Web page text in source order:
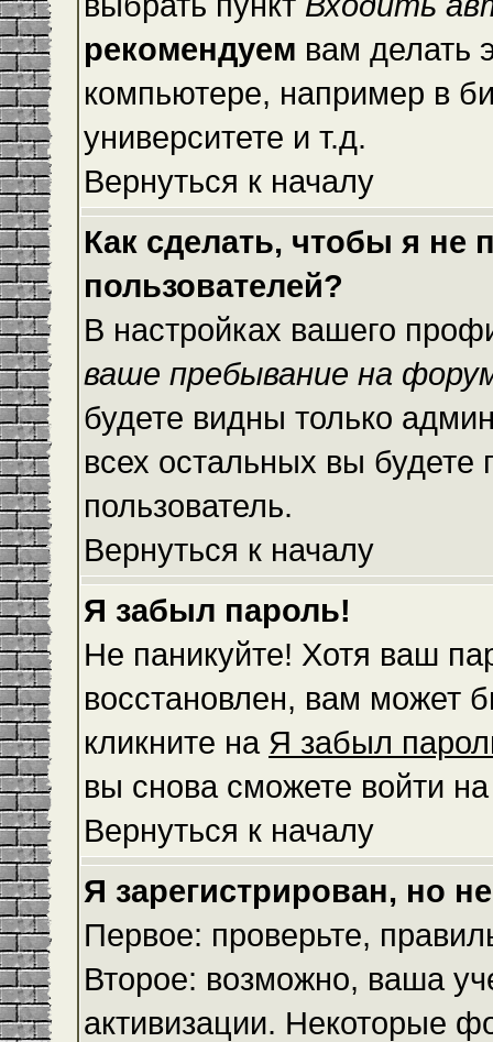
рекомендуем вам делать
компьютере, например в
университете и т.д.
Вернуться к началу
Как сделать, чтобы я не
пользователей?
В настройках вашего
ваше пребывание на
будете видны только
всех остальных вы будете
пользователь.
Вернуться к началу
Я забыл пароль!
Не паникуйте! Хотя ваш
восстановлен, вам может
кликните на Я забыл
вы снова сможете войти
Вернуться к началу
Я зарегистрирован, но
Первое: проверьте,
Второе: возможно, ваша
активизации. Некоторые